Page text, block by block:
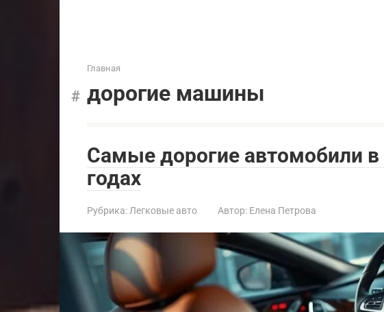
Главная
дорогие машины
Самые дорогие автомобили
годах
Рубрика: Легковые авто Автор: Елена Петрова